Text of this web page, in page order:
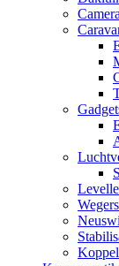
Wegers